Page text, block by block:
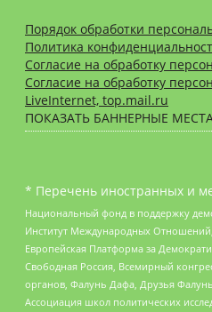
Порядок обработки
Политика
Согласие на обработку
Согласие на обработку
LiveInternet, top.mail.ru
ПОКАЗАТЬ БАННЕРНЫЕ
* Перечень иностранных и
Национальный фонд в поддержку
Институт Международных Отношений,
Европейская Платформа за
Свободная Россия, Всемирный
органов, Фалунь Дафа, Друзья
Ассоциация школ политических